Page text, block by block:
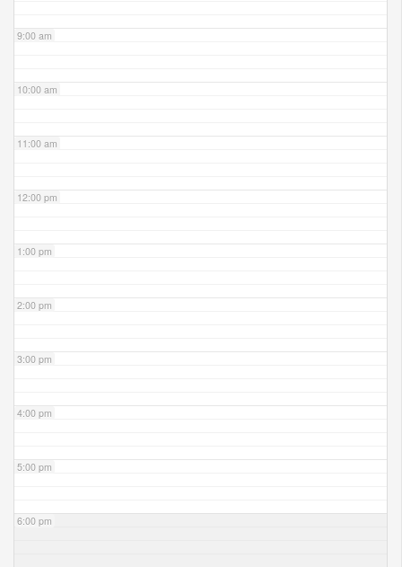
9:00 am
10:00 am
11:00 am
12:00 pm
1:00 pm
2:00 pm
3:00 pm
4:00 pm
5:00 pm
6:00 pm